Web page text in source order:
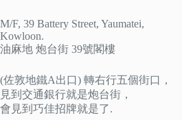
M/F, 39 Battery Street, Yaumatei,
Kowloon.
油麻地 炮台街 39號閣樓
(佐敦地鐵A出口) 轉右行五個街口，
見到交通銀行就是炮台街，
會見到巧佳招牌就是了.